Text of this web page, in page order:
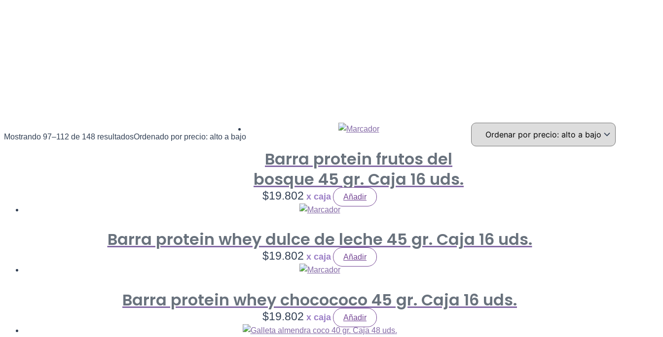
Mostrando 97–112 de 148 resultadosOrdenado por precio: alto a bajo
Barra protein frutos del
bosque 45 gr. Caja 16 uds.
$19.802 Añadir
Barra protein whey dulce de leche 45 gr. Caja 16 uds.
$19.802 Añadir
Barra protein whey chocococo 45 gr. Caja 16 uds.
$19.802 Añadir